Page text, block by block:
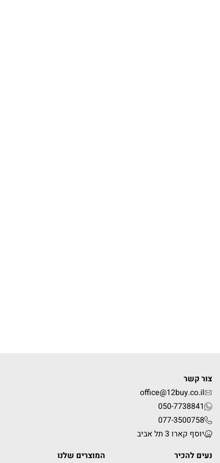
צור קשר
office@12buy.co.il
050-7738841
077-3500758
יוסף קארו 3 תל אביב
נעים להכיר
המוצרים שלנו